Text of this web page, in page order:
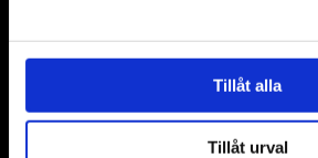
Tillåt alla
Tillåt urval
WER-agenturer AB
Adress: Elementvägen 7, 702 27 Örebro